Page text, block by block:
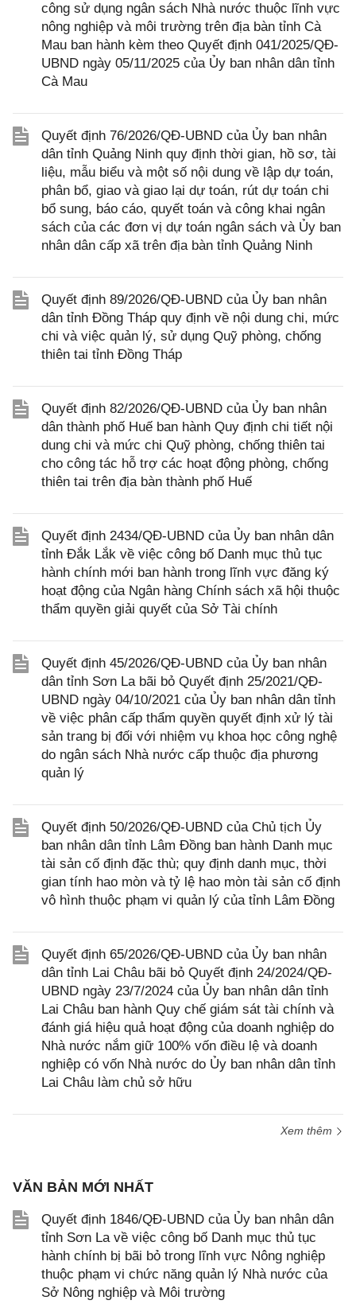
công sử dụng ngân sách Nhà nước thuộc lĩnh vực
nông nghiệp và môi trường trên địa bàn tỉnh Cà
Mau ban hành kèm theo Quyết định 041/2025/QĐ-
UBND ngày 05/11/2025 của Ủy ban nhân dân tỉnh
Cà Mau
Quyết định 76/2026/QĐ-UBND của Ủy ban nhân
dân tỉnh Quảng Ninh quy định thời gian, hồ sơ, tài
liệu, mẫu biểu và một số nội dung về lập dự toán,
phân bổ, giao và giao lại dự toán, rút dự toán chi
bổ sung, báo cáo, quyết toán và công khai ngân
sách của các đơn vị dự toán ngân sách và Ủy ban
nhân dân cấp xã trên địa bàn tỉnh Quảng Ninh
Quyết định 89/2026/QĐ-UBND của Ủy ban nhân
dân tỉnh Đồng Tháp quy định về nội dung chi, mức
chi và việc quản lý, sử dụng Quỹ phòng, chống
thiên tai tỉnh Đồng Tháp
Quyết định 82/2026/QĐ-UBND của Ủy ban nhân
dân thành phố Huế ban hành Quy định chi tiết nội
dung chi và mức chi Quỹ phòng, chống thiên tai
cho công tác hỗ trợ các hoạt động phòng, chống
thiên tai trên địa bàn thành phố Huế
Quyết định 2434/QĐ-UBND của Ủy ban nhân dân
tỉnh Đắk Lắk về việc công bố Danh mục thủ tục
hành chính mới ban hành trong lĩnh vực đăng ký
hoạt động của Ngân hàng Chính sách xã hội thuộc
thẩm quyền giải quyết của Sở Tài chính
Quyết định 45/2026/QĐ-UBND của Ủy ban nhân
dân tỉnh Sơn La bãi bỏ Quyết định 25/2021/QĐ-
UBND ngày 04/10/2021 của Ủy ban nhân dân tỉnh
về việc phân cấp thẩm quyền quyết định xử lý tài
sản trang bị đối với nhiệm vụ khoa học công nghệ
do ngân sách Nhà nước cấp thuộc địa phương
quản lý
Quyết định 50/2026/QĐ-UBND của Chủ tịch Ủy
ban nhân dân tỉnh Lâm Đồng ban hành Danh mục
tài sản cố định đặc thù; quy định danh mục, thời
gian tính hao mòn và tỷ lệ hao mòn tài sản cố định
vô hình thuộc phạm vi quản lý của tỉnh Lâm Đồng
Quyết định 65/2026/QĐ-UBND của Ủy ban nhân
dân tỉnh Lai Châu bãi bỏ Quyết định 24/2024/QĐ-
UBND ngày 23/7/2024 của Ủy ban nhân dân tỉnh
Lai Châu ban hành Quy chế giám sát tài chính và
đánh giá hiệu quả hoạt động của doanh nghiệp do
Nhà nước nắm giữ 100% vốn điều lệ và doanh
nghiệp có vốn Nhà nước do Ủy ban nhân dân tỉnh
Lai Châu làm chủ sở hữu
Xem thêm
VĂN BẢN MỚI NHẤT
Quyết định 1846/QĐ-UBND của Ủy ban nhân dân
tỉnh Sơn La về việc công bố Danh mục thủ tục
hành chính bị bãi bỏ trong lĩnh vực Nông nghiệp
thuộc phạm vi chức năng quản lý Nhà nước của
Sở Nông nghiệp và Môi trường